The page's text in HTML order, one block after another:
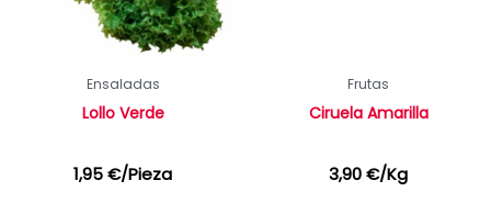
Ensaladas
Lollo Verde
1,95€/Pieza
Frutas
Ciruela Amarilla
3,90€/Kg